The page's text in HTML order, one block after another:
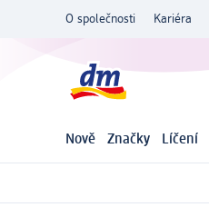
O společnosti Kariéra
Nově Značky Líčení